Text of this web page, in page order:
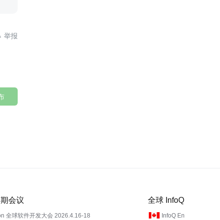
会议
全球软件开发大会 2026.4.16-18
全球 InfoQ
InfoQ En